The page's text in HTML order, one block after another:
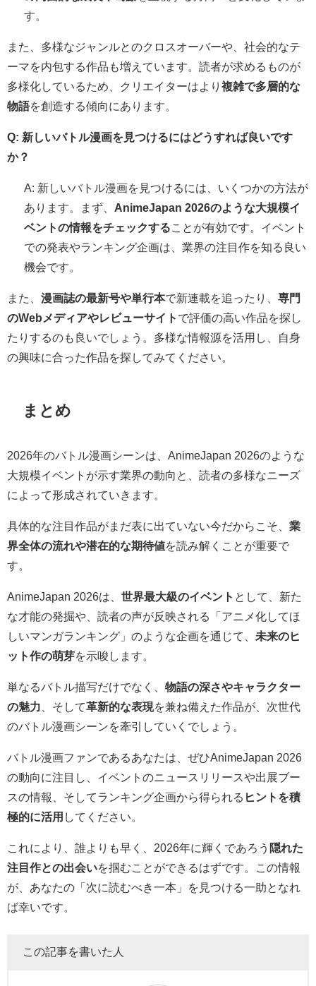
す。
また、多様なジャンルとのクロスオーバーや、社会的なテ
ーマを内包する作品も増えています。読者が求めるものが
多様化しているため、クリエイターはより 複雑で多層的な
物語を創造する傾向にあります。
Q: 新しいバトル漫画を見つけるにはどうすれば良いです
か？
A: 新しいバトル漫画を見つけるには、いくつかの方法が
あります。まず、 AnimeJapan 2026のような大規模イ
ベントの情報をチェックする ことが有効です。イベント
での発表やランキング企画は、業界の注目作を知る良い
機会です。
また、 漫画誌の最新号や単行本で新連載を追ったり、 専門
のWebメディアやレビューサイト で評価の高い作品を探し
たりするのも良いでしょう。多様な情報源を活用し、自身
の興味に合った作品を探してみてください。
まとめ
2026年のバトル漫画シーンは、AnimeJapan 2026のような
大規模イベントが示す業界の動向と、読者の多様なニーズ
によって形成されていきます。
具体的な注目作品がまだ表に出ていない今だからこそ、 業
界全体の流れや潜在的な期待値を読み解くことが重要で
す。
AnimeJapan 2026は、 世界最大級のイベント として、新た
な才能の発掘や、読者の声が反映される「アニメ化してほ
しいマンガランキング」のような企画を通じて、 未来のヒ
ット作の萌芽を示唆します。
単なるバトル描写だけでなく、 物語の深さやキャラクター
の魅力 、そして革新的な表現を兼ね備えた作品が、次世代
のバトル漫画シーンを牽引していくでしょう。
バトル漫画ファンであるあなたは、ぜひAnimeJapan 2026
の動向に注目し、イベントのニュースリリースや出展ブー
スの情報、そしてランキング企画から得られる ヒントを積
極的に活用 してください。
これにより、誰よりも早く、2026年に輝くであろう 隠れた
注目作との出会いを掴むことができるはずです。この情報
が、あなたの「次に読むべき一本」を見つける一助となれ
ば幸いです。
この記事を書いた人